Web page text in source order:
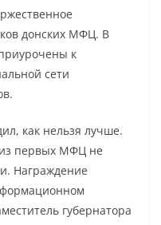
донских МФЦ. В
к
сети
как нельзя лучше.
первых МФЦ не
Награждение
губернатора